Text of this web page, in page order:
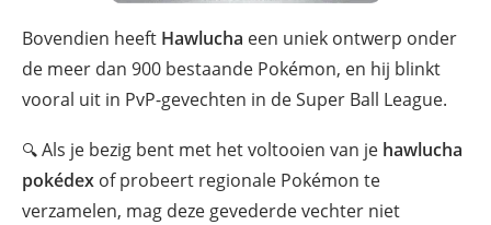
Bovendien heeft Hawlucha een uniek ontwerp onder
de meer dan 900 bestaande Pokémon, en hij blinkt
vooral uit in PvP-gevechten in de Super Ball League.
🔍 Als je bezig bent met het voltooien van je hawlucha
pokédex of probeert regionale Pokémon te
verzamelen, mag deze gevederde vechter niet